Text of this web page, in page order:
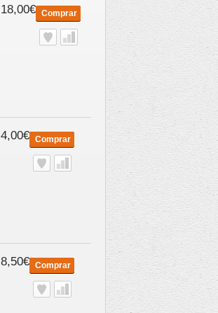
18,00€ Comprar
4,00€ Comprar
8,50€ Comprar